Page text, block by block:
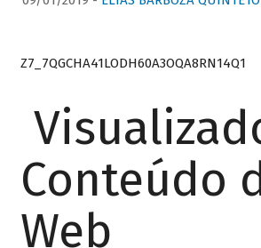
Z7_7QGCHA41LODH60A3OQA8RN14Q1
Conteúdo
Web